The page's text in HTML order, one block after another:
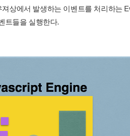
상에서 발생하는 이벤트를 처리하는
트들을 실행한다.